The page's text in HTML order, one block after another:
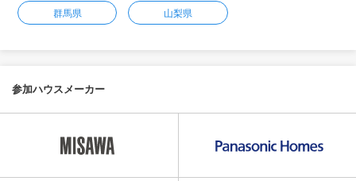
群馬県 山梨県
参加ハウスメーカー